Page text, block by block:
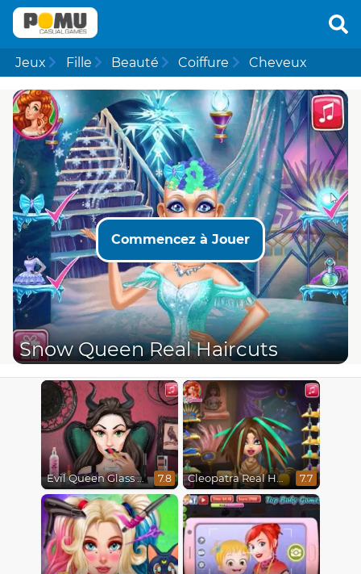
Jeux Fille Beauté Coiffure Cheveux
Commencez à Jouer
Snow Queen Real Haircuts
Evil Queen Glass Skin Routine #Influencer 7.8 Cleopatra Real Haircuts 7.7